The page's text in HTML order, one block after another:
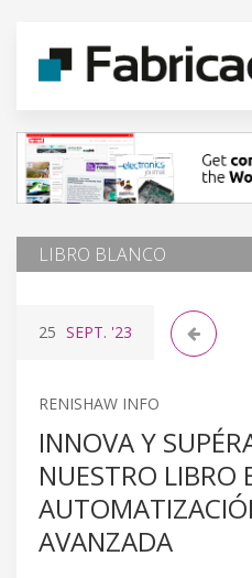
LIBRO BLANCO
25 SEPT. '23
RENISHAW INFO
INNOVA Y
NUESTRO LIBRO
AVANZADA